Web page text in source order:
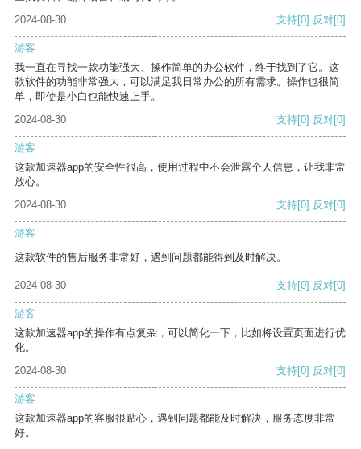
2024-08-30
支持[0] 反对[0]
游客
我一直在寻找一款功能强大、操作简单的办公软件，终于找到了它。这
款软件的功能非常强大，可以满足我日常办公的所有需求。操作也很简
单，即使是小白也能快速上手。
2024-08-30
支持[0] 反对[0]
游客
这款加速器app的安全性很高，使用过程中不会泄露个人信息，让我非常
放心。
2024-08-30
支持[0] 反对[0]
游客
这款软件的售后服务非常好，遇到问题都能得到及时解决。
2024-08-30 支持[0] 反对[0]
游客
这款加速器app的操作有点复杂，可以简化一下，比如将设置页面进行优
化。
2024-08-30
支持[0] 反对[0]
游客
这款加速器app的客服很贴心，遇到问题都能及时解决，服务态度非常
好。